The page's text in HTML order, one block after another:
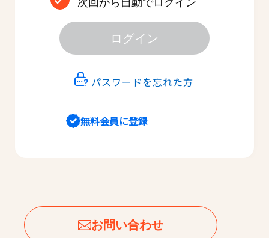
ログイン
パスワードを忘れた方
無料会員に登録
お問い合わせ